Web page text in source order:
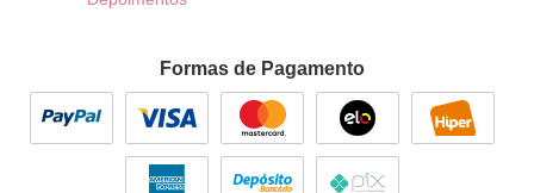
Formas de Pagamento